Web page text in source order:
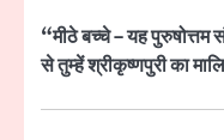
“मीठे बच्चे – यह पुरुषोत्तम
से तुम्हें श्रीकृष्णपुरी का